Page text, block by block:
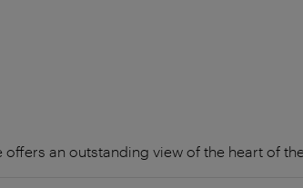
an outstanding view of the heart of